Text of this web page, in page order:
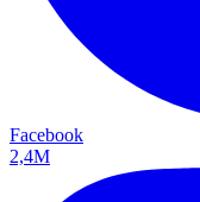
Facebook
2,4M